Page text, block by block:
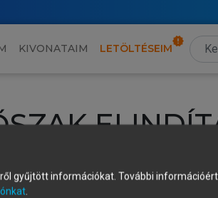
KIVONATAIM LETÖLTÉSEIM
fiókoddal, iskolai azonosítóddal vagy
díjmentes hozzáférésrevagy
gyűjtött információkat. További
.